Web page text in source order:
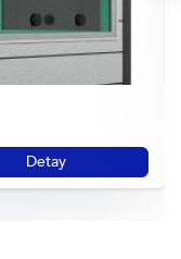
Detay